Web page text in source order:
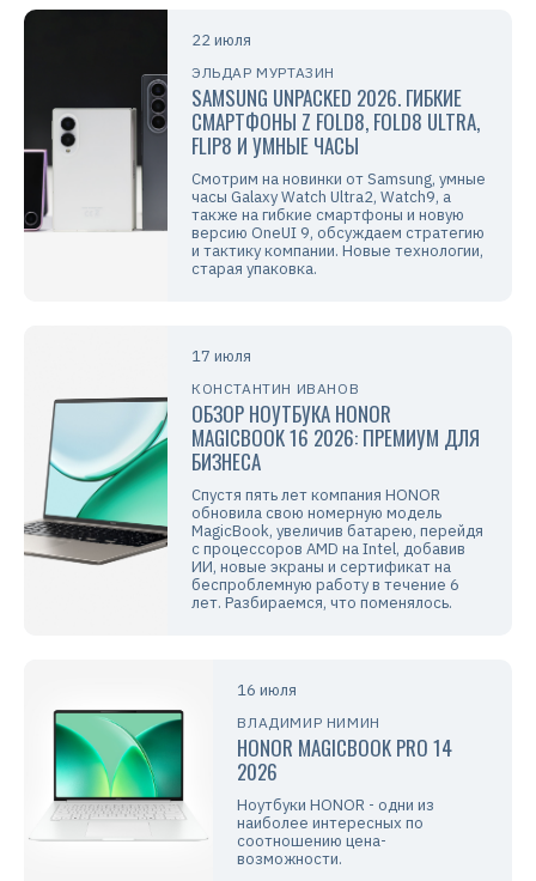
22 июля
ЭЛЬДАР МУРТАЗИН
SAMSUNG UNPACKED 2026. ГИБКИЕ
СМАРТФОНЫ Z FOLD8, FOLD8 ULTRA,
FLIP8 И УМНЫЕ ЧАСЫ
Смотрим на новинки от Samsung, умные
часы Galaxy Watch Ultra2, Watch9, а
также на гибкие смартфоны и новую
версию OneUI 9, обсуждаем стратегию
и тактику компании. Новые технологии,
старая упаковка.
17 июля
КОНСТАНТИН ИВАНОВ
ОБЗОР НОУТБУКА HONOR
MAGICBOOK 16 2026: ПРЕМИУМ ДЛЯ
БИЗНЕСА
Спустя пять лет компания HONOR
обновила свою номерную модель
MagicBook, увеличив батарею, перейдя
с процессоров AMD на Intel, добавив
ИИ, новые экраны и сертификат на
беспроблемную работу в течение 6
лет. Разбираемся, что поменялось.
16 июля
ВЛАДИМИР НИМИН
HONOR MAGICBOOK PRO 14
2026
Ноутбуки HONOR - одни из
наиболее интересных по
соотношению цена-
возможности.